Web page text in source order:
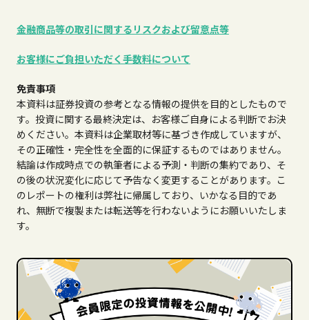
金融商品等の取引に関するリスクおよび留意点等
お客様にご負担いただく手数料について
免責事項
本資料は証券投資の参考となる情報の提供を目的としたもので
す。投資に関する最終決定は、お客様ご自身による判断でお決
めください。本資料は企業取材等に基づき作成していますが、
その正確性・完全性を全面的に保証するものではありません。
結論は作成時点での執筆者による予測・判断の集約であり、そ
の後の状況変化に応じて予告なく変更することがあります。こ
のレポートの権利は弊社に帰属しており、いかなる目的であ
れ、無断で複製または転送等を行わないようにお願いいたしま
す。